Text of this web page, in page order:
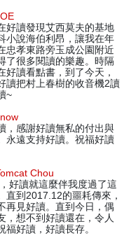
好讀發現艾西莫夫的基地
小說海伯利昂，讓我在年
忠孝東路旁玉成公園附近
了很多閱讀的樂趣。時隔
好讀看點書，到了今天，
讀把村上春樹的收音機2讀
~
，感謝好讀無私的付出與
永遠支持好讀。祝福好讀
Chou
好讀就這麼伴我度過了這
直到2017.12的噩耗傳來，
再見好讀。直到今日，偶
，想不到好讀還在，令人
福好讀，好讀長存。